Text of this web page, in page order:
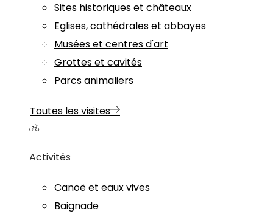
Sites historiques et châteaux
Eglises, cathédrales et abbayes
Musées et centres d'art
Grottes et cavités
Parcs animaliers
Toutes les visites
Activités
Canoë et eaux vives
Baignade